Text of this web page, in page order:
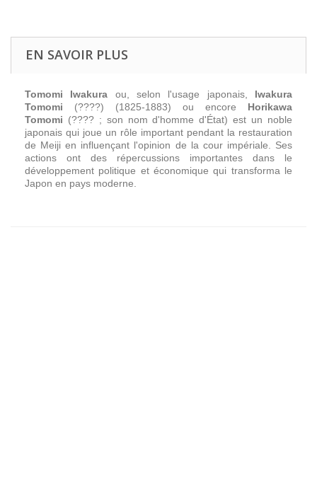
EN SAVOIR PLUS
Tomomi Iwakura ou, selon l'usage japonais, Iwakura
Tomomi (????) (1825-1883) ou encore Horikawa
Tomomi (???? ; son nom d'homme d'État) est un noble
japonais qui joue un rôle important pendant la restauration
de Meiji en influençant l'opinion de la cour impériale. Ses
actions ont des répercussions importantes dans le
développement politique et économique qui transforma le
Japon en pays moderne.